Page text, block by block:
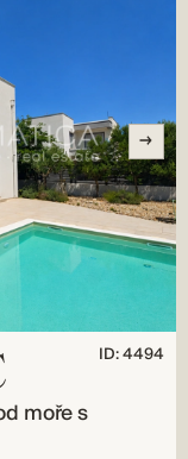
ID: 4494
moře s